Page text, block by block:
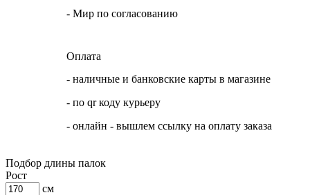
- Мир по согласованию
Оплата
- наличные и банковские карты в магазине
- по qr коду курьеру
- онлайн - вышлем ссылку на оплату заказа
Подбор длины палок
Рост
см